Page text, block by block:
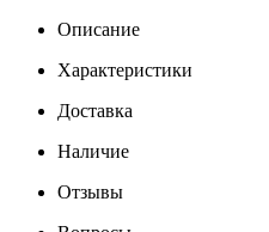
Описание
Характеристики
Доставка
Наличие
Отзывы